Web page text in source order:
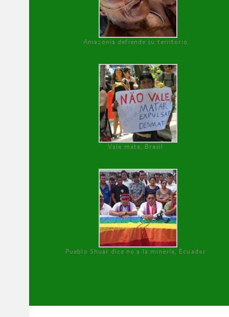
Amazonía defiende su territorio
Vale mata, Brasil
Pueblo Shuar dice no a la minería, Ecuador